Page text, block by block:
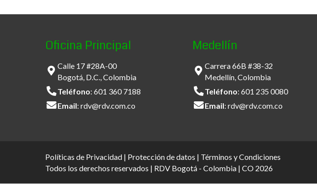
Oficina Principal
Calle 17 #28A-00
Bogotá, D.C., Colombia
Teléfono: 601 360 7188
Email: rdv@rdv.com.co
Medellín
Carrera 66B #38-32
Medellín, Colombia
Teléfono: 601 235 0080
Email: rdv@rdv.com.co
Políticas de Privacidad | Protección de datos | Términos y Condiciones
Todos los derechos reservados | RDV Bogotá - Colombia | CO 2026